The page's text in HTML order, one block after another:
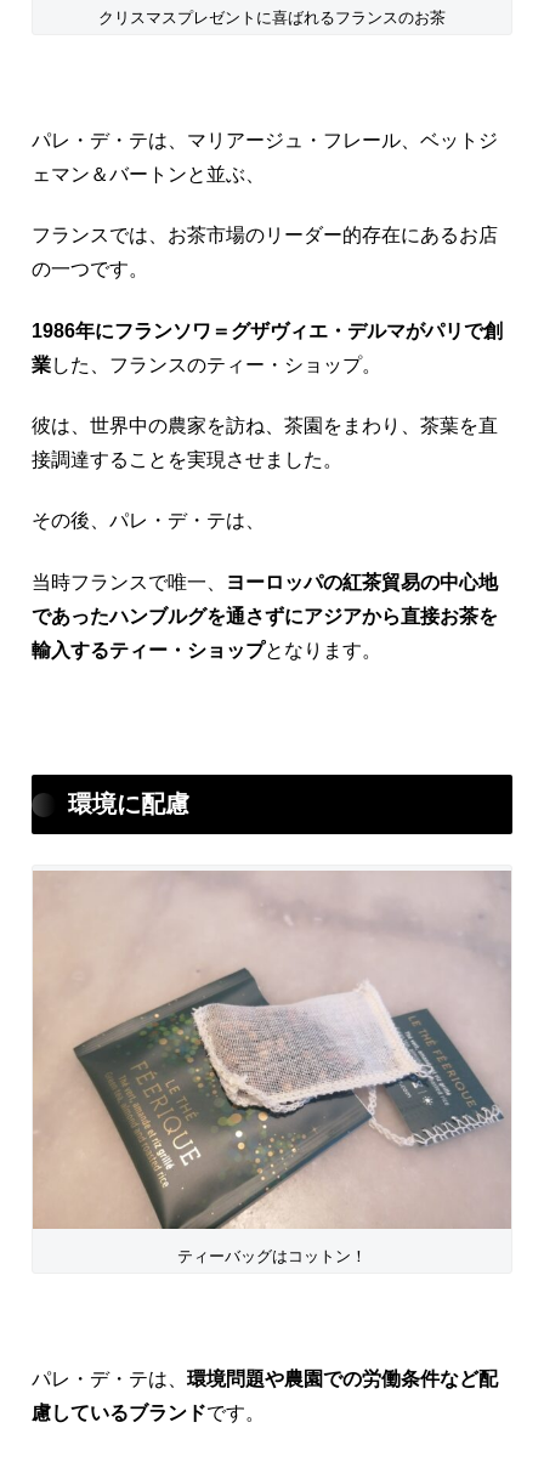
クリスマスプレゼントに喜ばれるフランスのお茶
パレ・デ・テは、マリアージュ・フレール、ベットジ
ェマン＆バートンと並ぶ、
フランスでは、お茶市場のリーダー的存在にあるお店
の一つです。
1986年にフランソワ＝グザヴィエ・デルマがパリで創
業した、フランスのティー・ショップ。
彼は、世界中の農家を訪ね、茶園をまわり、茶葉を直
接調達することを実現させました。
その後、パレ・デ・テは、
当時フランスで唯一、
ヨーロッパの紅茶貿易の中心地
であったハンブルグを通さずにアジアから直接お茶を
輸入するティー・ショップとなります。
環境に配慮
ティーバッグはコットン！
パレ・デ・テは、 環境問題や農園での労働条件など配
慮しているブランドです。